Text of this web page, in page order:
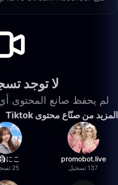
لا توجد
لم يحفظ صانع المحتوى
المزيد من صنّاع محتوى Tiktok
promobot.live
137 تسجيل
にこ🗿🌈
25 تسجيل